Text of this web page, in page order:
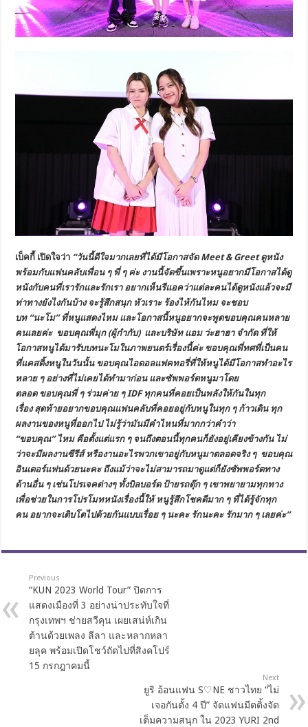
เบ็คกี้ เปิดใจว่า “วันนี้ดีใจมากเลยที่ได้มีโอกาสจัดMeet & Greetดูหนัง
พร้อมกับแฟนคลับเพื่อน ๆ พี่ ๆ ค่ะ งานนี้จัดขึ้นเพราะหนูอยากมีโอกาสได้ดู
หนังกับคนที่เรารักและรักเรา อยากเห็นรีแอคว่าแต่ละคนได้ดูหนังแล้วจะมี
ท่าทางยังไงกันบ้าง จะรู้สึกสนุก หัวเราะ ร้องไห้กันไหม จะชอบ
บท“นะโม” ที่หนูแสดงไหม และโอกาสนี้หนูอยากจะพูดขอบคุณคนหลาย
คนเลยค่ะ ขอบคุณพี่มุก(ผู้กำกับ) และบริษัท แอม ว่ะฮาฮา จำกัด ที่ให้
โอกาสหนูได้มารับบทนะโมในภาพยนตร์เรื่องนี้ค่ะ ขอบคุณพี่ทศที่เป็นคน
ที่แคสติ้งหนูในวันนั้น ขอบคุณไอดอลแฟคทอรี่ที่ให้หนูได้มีโอกาสทำอะไร
หลาย ๆ อย่างที่ไม่เคยได้ทำมาก่อน และซัพพอร์ตหนูมาโดย
ตลอด ขอบคุณพี่ ๆ ร่วมค่าย ๆIDF ทุกคนที่คอยเป็นพลังให้กันในทุก
เรื่อง สุดท้ายอยากขอบคุณแฟนคลับที่คอยอยู่กับหนูในทุก ๆ ก้าวเดิน ทุก
ผลงานของหนูที่ออกไป ไม่รู้ว่ามันมีคำไหนที่มากกว่าคำว่า
“ขอบคุณ” ไหม คือตั้งแต่แรก ๆ จนถึงตอนนี้ทุกคนก็ยังอยู่เคียงข้างกัน ไม่
ว่าจะมีผลงานซีรีส์ หรืองานอะไรพวกเขาอยู่กับหนูมาตลอดจริง ๆ ขอบคุณ
อินเตอร์แฟนด้วยนะคะ ถึงแม้ว่าจะไม่สามารถมาดูแต่ก็ยังซัพพอร์ตทาง
ด้านอื่น ๆ เช่นโปรเจคต่างๆ ทั้งบิลบอร์ด ป้ายรถตุ๊ก ๆ เขาพยายามทุกทาง
เพื่อช่วยในการโปรโมทหนังเรื่องนี้ให้ หนูรู้สึกโชคดีมาก ๆ ที่ได้รู้จักทุก
คน อยากจะเติบโตไปด้วยกันแบบเรื่อย ๆ นะคะ รักนะคะ รักมาก ๆ เลยค่ะ”
Previous
“KUN 2023 World Tour” ปิดการ
แสดงเมืองที่ 3 อย่างน่าประทับใจที่
กรุงเทพฯ ช่ายสวีคุน เผยเสน่ห์เกิน
ต้านด้วยเพลง ลีลา และหลากหลา
ยลุค พร้อมเปิดโชว์ถัดไปที่สิงคโปร์
15 กรกฎาคมนี้
Next
ยูริ อ้อนแฟน S♡NE ชาวไทย “ไม่
เจอกันตั้ง 4 ปี” จัดแฟนมีตติ้งจัด
เต็มความสนุก ใน 2023 YURI 2nd